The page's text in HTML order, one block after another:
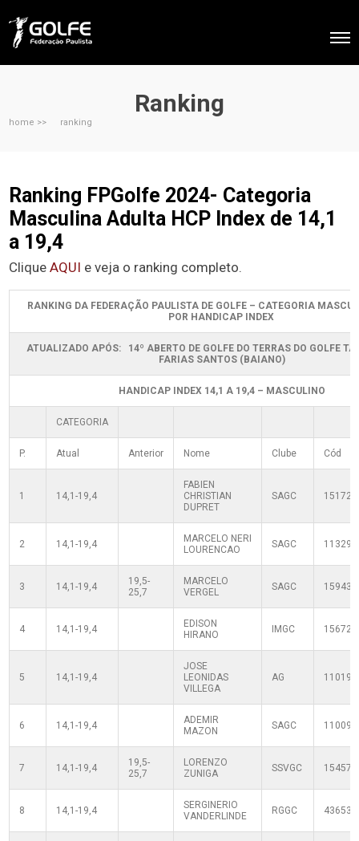
Ranking
home >> ranking
Ranking FPGolfe 2024- Categoria
Masculina Adulta HCP Index de 14,1
a 19,4
CliqueAQUI e veja o ranking completo.
RANKING DA FEDERAÇÃO PAULISTA DE GOLFE – CATEGORIA
POR HANDICAP INDEX
ATUALIZADO APÓS: 14º ABERTO DE GOLFE DO TERRAS DO GOLFE
FARIAS SANTOS (BAIANO)
HANDICAP INDEX 14,1 A 19,4 – MASCULINO
CATEGORIA
P. Atual Anterior Nome Clube Cód
1 14,1-19,4
FABIEN
CHRISTIAN
DUPRET
SAGC
2 14,1-19,4
MARCELO NERI
LOURENCAO
SAGC
3 14,1-19,4
19,5-
25,7
MARCELO
VERGEL
SAGC
4 14,1-19,4
EDISON
HIRANO
IMGC
5 14,1-19,4
JOSE
LEONIDAS
VILLEGA
AG
6 14,1-19,4
ADEMIR
MAZON
SAGC
7 14,1-19,4
19,5-
25,7
LORENZO
ZUNIGA
SSVGC
8 14,1-19,4
SERGINERIO
VANDERLINDE
RGGC